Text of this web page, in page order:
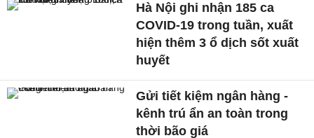
Hà Nội ghi nhận 185 ca
COVID-19 trong tuần, xuất
hiện thêm 3 ổ dịch sốt xuất
huyết
Gửi tiết kiệm ngân hàng -
kênh trú ẩn an toàn trong
thời bão giá